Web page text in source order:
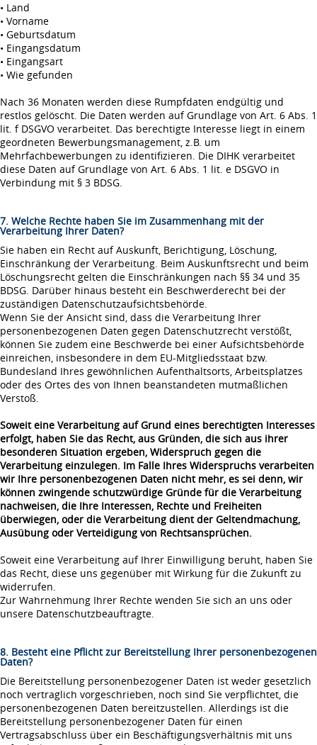
• Land
• Vorname
• Geburtsdatum
• Eingangsdatum
• Eingangsart
• Wie gefunden
Nach 36 Monaten werden diese Rumpfdaten endgültig und
restlos gelöscht. Die Daten werden auf Grundlage von Art. 6 Abs. 1
lit. f DSGVO verarbeitet. Das berechtigte Interesse liegt in einem
geordneten Bewerbungsmanagement, z.B. um
Mehrfachbewerbungen zu identifizieren. Die DIHK verarbeitet
diese Daten auf Grundlage von Art. 6 Abs. 1 lit. e DSGVO in
Verbindung mit § 3 BDSG.
7. Welche Rechte haben Sie im Zusammenhang mit der
Verarbeitung Ihrer Daten?
Sie haben ein Recht auf Auskunft, Berichtigung, Löschung,
Einschränkung der Verarbeitung. Beim Auskunftsrecht und beim
Löschungsrecht gelten die Einschränkungen nach §§ 34 und 35
BDSG. Darüber hinaus besteht ein Beschwerderecht bei der
zuständigen Datenschutzaufsichtsbehörde.
Wenn Sie der Ansicht sind, dass die Verarbeitung Ihrer
personenbezogenen Daten gegen Datenschutzrecht verstößt,
können Sie zudem eine Beschwerde bei einer Aufsichtsbehörde
einreichen, insbesondere in dem EU-Mitgliedsstaat bzw.
Bundesland Ihres gewöhnlichen Aufenthaltsorts, Arbeitsplatzes
oder des Ortes des von Ihnen beanstandeten mutmaßlichen
Verstoß.
Soweit eine Verarbeitung auf Grund eines berechtigten Interesses
erfolgt, haben Sie das Recht, aus Gründen, die sich aus ihrer
besonderen Situation ergeben, Widerspruch gegen die
Verarbeitung einzulegen. Im Falle Ihres Widerspruchs verarbeiten
wir Ihre personenbezogenen Daten nicht mehr, es sei denn, wir
können zwingende schutzwürdige Gründe für die Verarbeitung
nachweisen, die Ihre Interessen, Rechte und Freiheiten
überwiegen, oder die Verarbeitung dient der Geltendmachung,
Ausübung oder Verteidigung von Rechtsansprüchen.
Soweit eine Verarbeitung auf Ihrer Einwilligung beruht, haben Sie
das Recht, diese uns gegenüber mit Wirkung für die Zukunft zu
widerrufen.
Zur Wahrnehmung Ihrer Rechte wenden Sie sich an uns oder
unsere Datenschutzbeauftragte.
8. Besteht eine Pflicht zur Bereitstellung Ihrer personenbezogenen
Daten?
Die Bereitstellung personenbezogener Daten ist weder gesetzlich
noch vertraglich vorgeschrieben, noch sind Sie verpflichtet, die
personenbezogenen Daten bereitzustellen. Allerdings ist die
Bereitstellung personenbezogener Daten für einen
Vertragsabschluss über ein Beschäftigungsverhältnis mit uns